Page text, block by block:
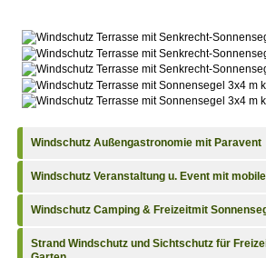
Windschutz Außengastronomie mit Paravent
Windschutz Veranstaltung u. Event mit
Windschutz Camping & Freizeitmit
Strand Windschutz und Sichtschutz für